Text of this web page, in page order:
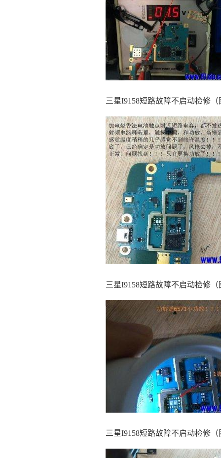
三星I9158短路故障不启动检修（
三星I9158短路故障不启动检修（
三星I9158短路故障不启动检修（